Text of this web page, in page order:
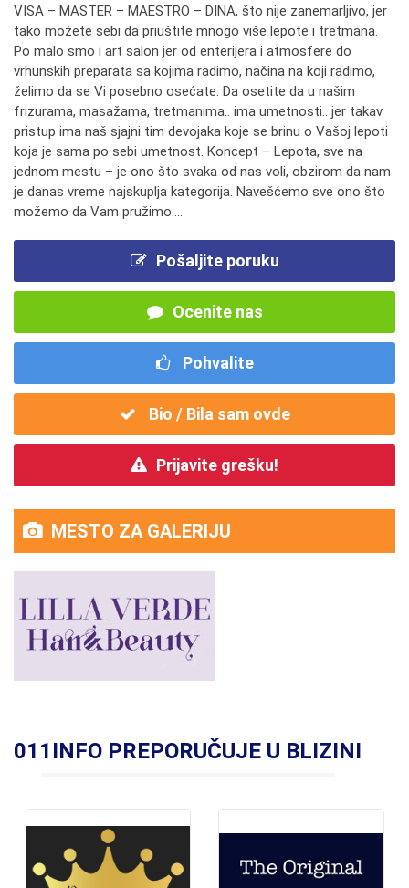
VISA – MASTER – MAESTRO – DINA, što nije zanemarljivo, jer
tako možete sebi da priuštite mnogo više lepote i tretmana.
Po malo smo i art salon jer od enterijera i atmosfere do
vrhunskih preparata sa kojima radimo, načina na koji radimo,
želimo da se Vi posebno osećate. Da osetite da u našim
frizurama, masažama, tretmanima.. ima umetnosti.. jer takav
pristup ima naš sjajni tim devojaka koje se brinu o Vašoj lepoti
koja je sama po sebi umetnost. Koncept – Lepota, sve na
jednom mestu – je ono što svaka od nas voli, obzirom da nam
je danas vreme najskuplja kategorija. Navešćemo sve ono što
možemo da Vam pružimo:...
Pošaljite poruku
Ocenite nas
Pohvalite
Bio / Bila sam ovde
Prijavite grešku!
MESTO ZA GALERIJU
011INFO PREPORUČUJE U BLIZINI